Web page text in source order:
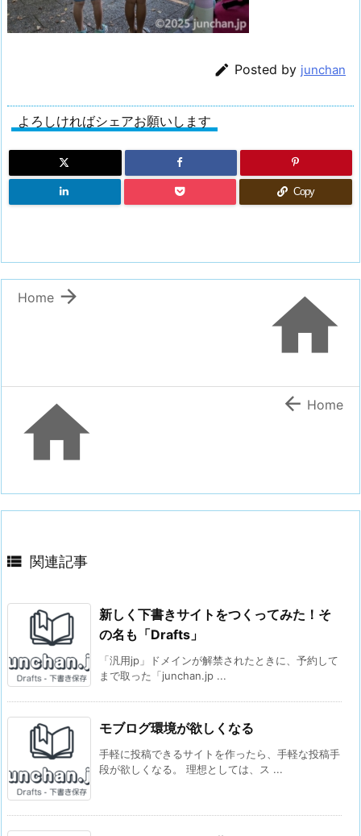
 Posted by junchan
よろしければシェアお願いします
Copy


Home
  Home
 関連記事
新しく下書きサイトをつくってみた！そ
の名も「Drafts」
「汎用jp」ドメインが解禁されたときに、予約して
まで取った「junchan.jp ...
モブログ環境が欲しくなる
手軽に投稿できるサイトを作ったら、手軽な投稿手
段が欲しくなる。 理想としては、ス ...